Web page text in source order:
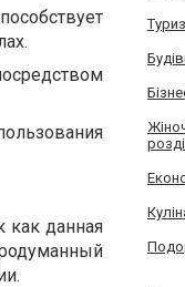
как данная